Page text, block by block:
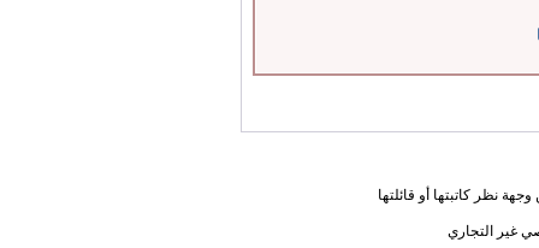
نظر كاتبتها أو قائلتها
غير التجاري